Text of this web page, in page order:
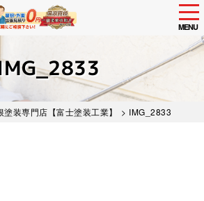
MENU
装専門店【富士塗装工業】 > IMG_2833